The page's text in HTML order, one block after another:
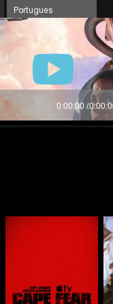
Portugues